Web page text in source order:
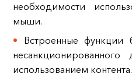
необходимости
мыши.
Встроенные функции
использованием контента.